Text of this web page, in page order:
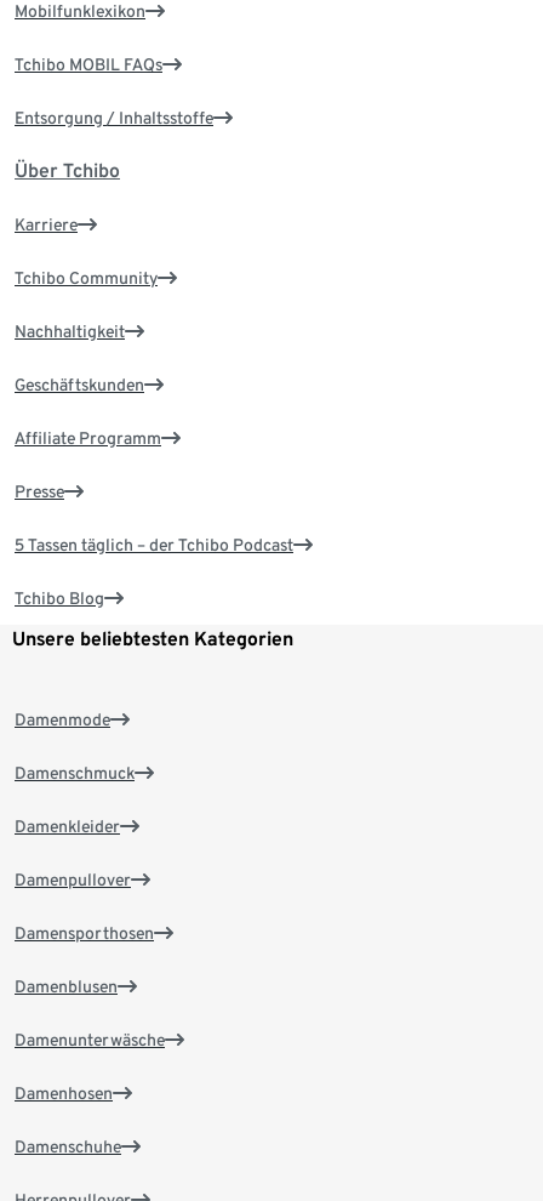
Mobilfunklexikon
Tchibo MOBIL FAQs
Entsorgung / Inhaltsstoffe
Über Tchibo
Karriere
Tchibo Community
Nachhaltigkeit
Geschäftskunden
Affiliate Programm
Presse
5 Tassen täglich – der Tchibo Podcast
Tchibo Blog
Unsere beliebtesten Kategorien
Damenmode
Damenschmuck
Damenkleider
Damenpullover
Damensporthosen
Damenblusen
Damenunterwäsche
Damenhosen
Damenschuhe